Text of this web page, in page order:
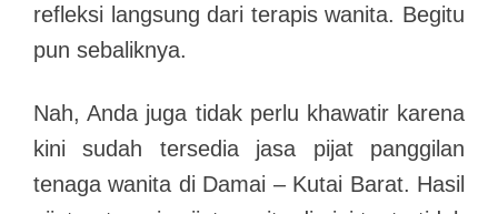
refleksi langsung dari terapis wanita. Begitu
pun sebaliknya.
Nah, Anda juga tidak perlu khawatir karena
kini sudah tersedia jasa pijat panggilan
tenaga wanita di Damai – Kutai Barat. Hasil